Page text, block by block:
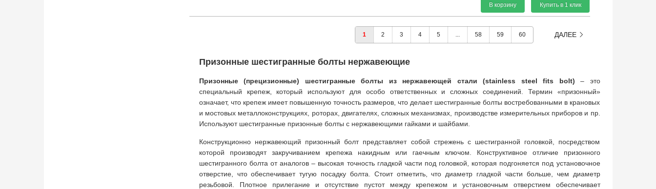
В корзину Купить в 1 клик
1 2 3 4 5 ... 58 59 60 ДАЛЕЕ
Призонные шестигранные болты нержавеющие
Призонные (прецизионные) шестигранные болты из нержавеющей стали (stainless steel fits bolt) – это
специальный крепеж, который используют для особо ответственных и сложных соединений. Термин «призонный»
означает, что крепеж имеет повышенную точность размеров, что делает шестигранные болты востребованными в крановых
и мостовых металлоконструкциях, роторах, двигателях, сложных механизмах, производстве измерительных приборов и пр.
Используют шестигранные призонные болты с нержавеющими гайками и шайбами.
Конструкционно нержавеющий призонный болт представляет собой стрежень с шестигранной головкой, посредством
которой производят закручиванием крепежа накидным или гаечным ключом. Конструктивное отличие призонного
шестигранного болта от аналогов – высокая точность гладкой части под головкой, которая подгоняется под установочное
отверстие, что обеспечивает тугую посадку болта. Стоит отметить, что диаметр гладкой части больше, чем диаметр
резьбовой. Плотное прилегание и отсутствие пустот между крепежом и установочным отверстием обеспечивает